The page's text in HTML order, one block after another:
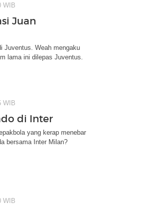
WIB
Juan
Juventus. Weah mengaku
lama ini dilepas Juventus.
WIB
di Inter
yang kerap menebar
bersama Inter Milan?
WIB